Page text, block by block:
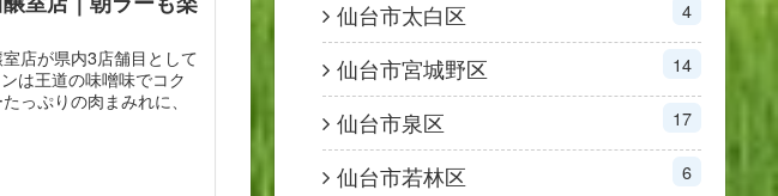
店が県内3店舗目として
は王道の味噌味でコク
っぷりの肉まみれに、
仙台市太白区 4
仙台市宮城野区 14
仙台市泉区 17
仙台市若林区 6